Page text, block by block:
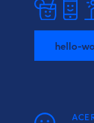
hello-